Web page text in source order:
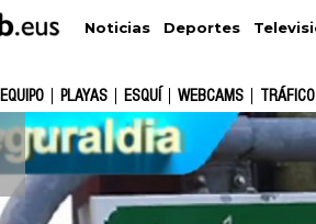
Noticias Deportes
EQUIPO PLAYAS ESQUÍ WEBCAMS TRÁFICO